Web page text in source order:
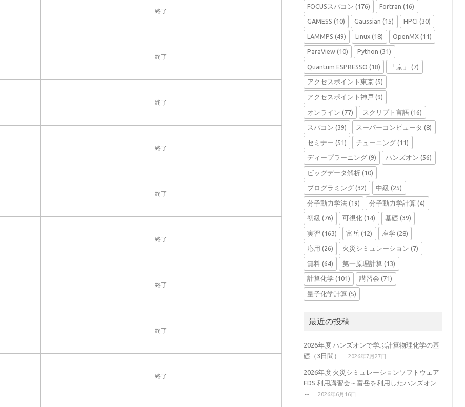
終了
終了
終了
終了
終了
終了
終了
終了
終了
FOCUSスパコン (176) Fortran (16)
GAMESS (10) Gaussian (15) HPCI (30)
LAMMPS (49) Linux (18) OpenMX (11)
ParaView(10) Python (31)
Quantum ESPRESSO (18) 「京」 (7)
アクセスポイント東京(5)
アクセスポイント神戸 (9)
オンライン (77) スクリプト言語 (16)
スパコン (39) スーパーコンピュータ (8)
セミナー (51) チューニング (11)
ディープラーニング(9) ハンズオン (56)
ビッグデータ解析(10)
プログラミング(32) 中級 (25)
分子動力学法(19) 分子動力学計算 (4)
初級 (76) 可視化 (14) 基礎 (39)
実習 (163) 富岳 (12) 座学 (28)
応用 (26) 火災シミュレーション (7)
無料(64) 第一原理計算 (13)
計算化学(101) 講習会 (71)
量子化学計算(5)
最近の投稿
2026年度 ハンズオンで学ぶ計算物理化学の基
礎（3日間）
2026年7月27日
2026年度 火災シミュレーションソフトウェア
FDS 利用講習会～富岳を利用したハンズオン
～
2026年6月16日